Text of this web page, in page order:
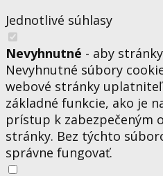
Jednotlivé súhlasy
Nevyhnutné - aby
Nevyhnutné súbory
webové stránky
základné funkcie, ako je
prístup k zabezpečeným
stránky. Bez týchto
správne fungovať.